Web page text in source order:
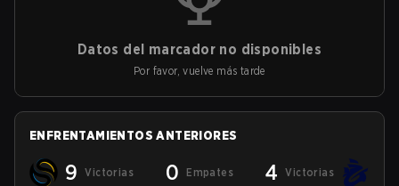
Datos del marcador no disponibles
Por favor, vuelve más tarde
ENFRENTAMIENTOS ANTERIORES
9 Victorias 0 Empates 4 Victorias